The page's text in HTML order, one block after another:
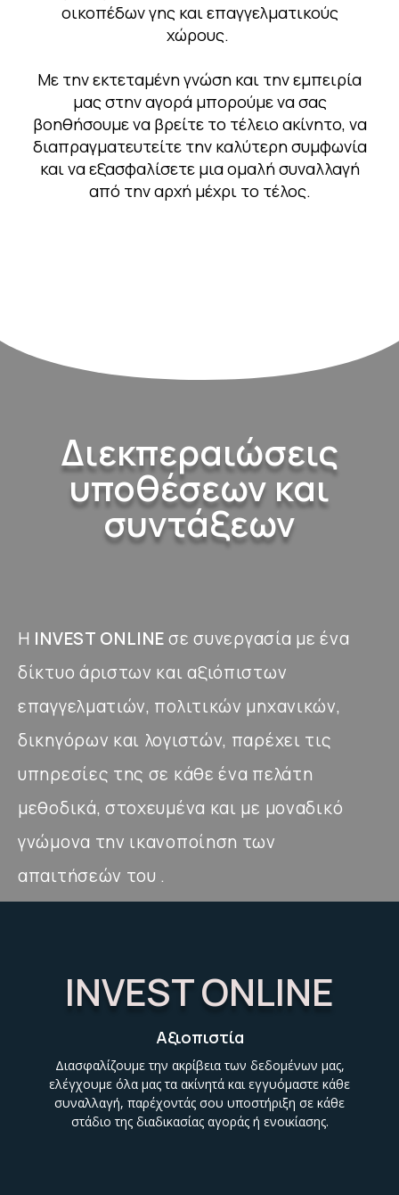
οικοπέδων γης και επαγγελματικούς
χώρους.
Με την εκτεταμένη γνώση και την εμπειρία
μας στην αγορά μπορούμε να σας
βοηθήσουμε να βρείτε το τέλειο ακίνητο, να
διαπραγματευτείτε την καλύτερη συμφωνία
και να εξασφαλίσετε μια ομαλή συναλλαγή
από την αρχή μέχρι το τέλος.
Διεκπεραιώσεις
υποθέσεων και
συντάξεων
Η INVEST ONLINEσε συνεργασία με ένα
δίκτυο άριστων και αξιόπιστων
επαγγελματιών, πολιτικών μηχανικών,
δικηγόρων και λογιστών, παρέχει τις
υπηρεσίες της σε κάθε ένα πελάτη
μεθοδικά, στοχευμένα και με μοναδικό
γνώμονα την ικανοποίηση των
απαιτήσεών του .
INVEST ONLINE
Αξιοπιστία
Διασφαλίζουμε την ακρίβεια των δεδομένων μας,
ελέγχουμε όλα μας τα ακίνητά και εγγυόμαστε κάθε
συναλλαγή, παρέχοντάς σου υποστήριξη σε κάθε
στάδιο της διαδικασίας αγοράς ή ενοικίασης.